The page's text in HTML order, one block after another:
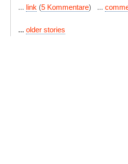
... link (5 Kommentare) ...
... older stories